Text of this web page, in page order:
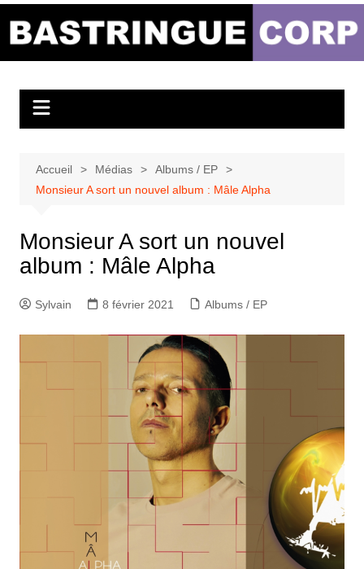
Bastringue Corp –
Musicales
Accueil Médias
Albums / EP
Monsieur A sort un nouvel album : Mâle Alpha
Monsieur A sort un nouvel
album : Mâle Alpha
Sylvain 8 février 2021 Albums / EP